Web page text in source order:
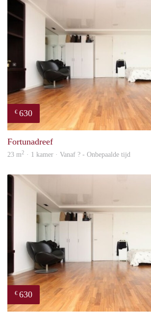
€ 630
Fortunadreef
23 m2 · 1 kamer · Vanaf ? - Onbepaalde tijd
€ 630